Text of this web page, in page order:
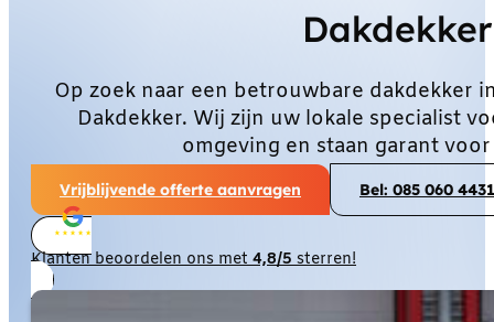
Op zoek naar een betrouwbare dakdekker
Dakdekker. Wij zijn uw lokale specialist
omgeving en staan garant
Vrijblijvende offerte aanvragen Bel: 085 060 4431
Klanten beoordelen ons met4,8/5sterren!